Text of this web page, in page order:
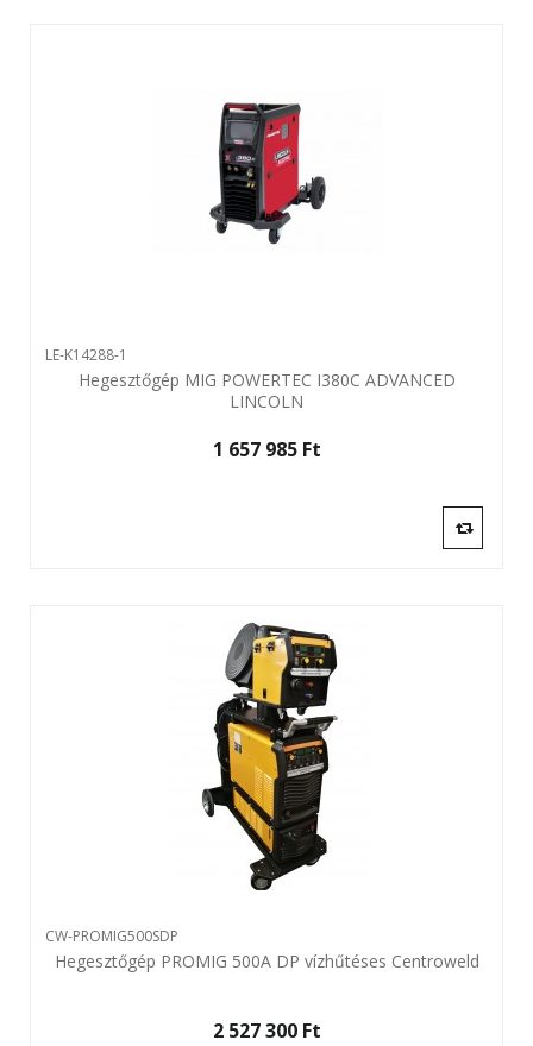
LE-K14288-1
Hegesztőgép MIG POWERTEC I380C ADVANCED
LINCOLN
1 657 985 Ft‎
CW-PROMIG500SDP
Hegesztőgép PROMIG 500A DP vízhűtéses Centroweld
2 527 300 Ft‎